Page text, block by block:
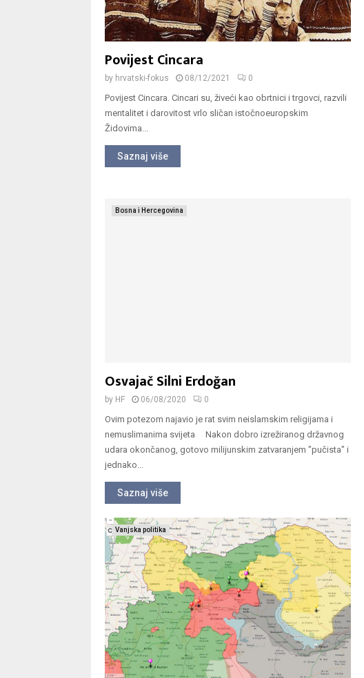
Povijest Cincara
by hrvatski-fokus 08/12/2021 0
Povijest Cincara. Cincari su, živeći kao obrtnici i trgovci, razvili
mentalitet i darovitost vrlo sličan istočnoeuropskim
Židovima...
Saznaj više
Bosna i Hercegovina
Osvajač Silni Erdoğan
by HF 06/08/2020 0
Ovim potezom najavio je rat svim neislamskim religijama i
nemuslimanima svijeta Nakon dobro izrežiranog državnog
udara okončanog, gotovo milijunskim zatvaranjem "pučista" i
jednako...
Saznaj više
Vanjska politika